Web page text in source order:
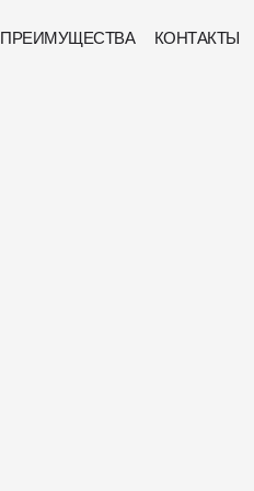
ПРЕИМУЩЕСТВА КОНТАКТЫ